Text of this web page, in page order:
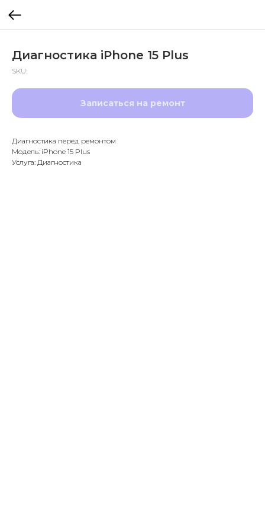
Диагностика iPhone 15 Plus
SKU:
Записаться на ремонт
Диагностика перед ремонтом
Модель: iPhone 15 Plus
Услуга: Диагностика